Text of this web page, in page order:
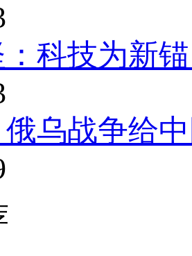
科技为新
乌战争给